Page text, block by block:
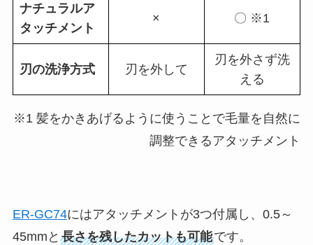
ナチュラルア
タッチメント
× 〇 ※1
刃の洗浄方式 刃を外して
刃を外さず洗
える
※1 髪をかきあげるように使うことで毛量を自然に
調整できるアタッチメント
ER-GC74にはアタッチメントが3つ付属し、0.5～
45mmと 長さを残したカットも可能です。